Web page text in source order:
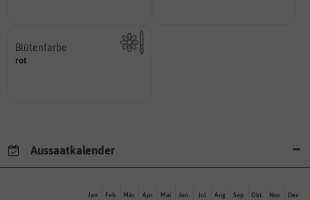
Blütenfarbe
rot
Kann auch mehrfarbig sein.
Aussaatkalender
Jan. Feb. Mär. Apr. Mai Jun. Jul. Aug. Sep. Okt. Nov. Dez.